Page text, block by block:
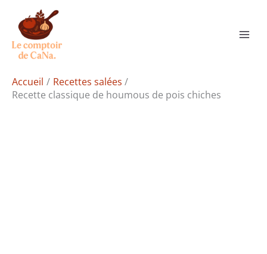
contenu
Accueil
Recettes salées
Recette classique de houmous de pois chiches
Rechercher